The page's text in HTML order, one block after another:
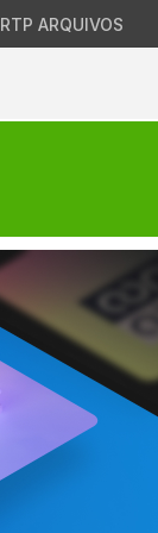
RTP ARQUIVOS